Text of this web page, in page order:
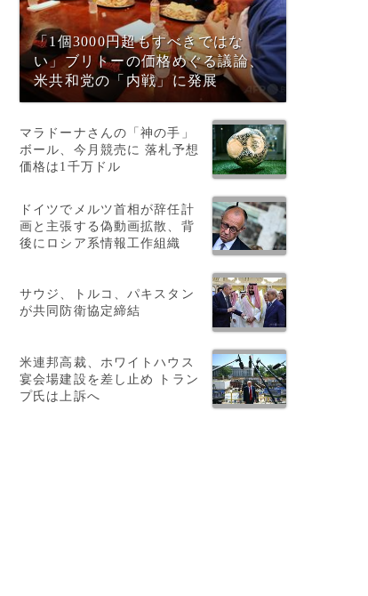
「1個3000円超もすべきではな
い」ブリトーの価格めぐる議論、
米共和党の「内戦」に発展
マラドーナさんの「神の手」
ボール、今月競売に 落札予想
価格は1千万ドル
ドイツでメルツ首相が辞任計
画と主張する偽動画拡散、背
後にロシア系情報工作組織
サウジ、トルコ、パキスタン
が共同防衛協定締結
米連邦高裁、ホワイトハウス
宴会場建設を差し止め トラン
プ氏は上訴へ